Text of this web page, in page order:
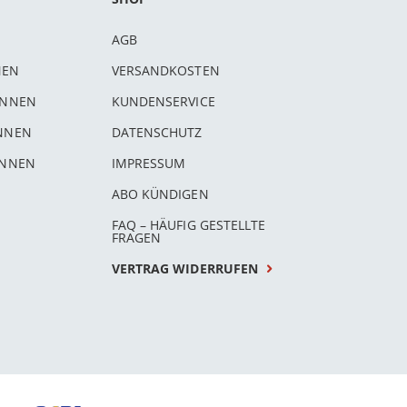
AGB
VERSANDKOSTEN
KUNDENSERVICE
DATENSCHUTZ
IMPRESSUM
ABO KÜNDIGEN
FAQ – HÄUFIG GESTELLTE
FRAGEN
VERTRAG WIDERRUFEN